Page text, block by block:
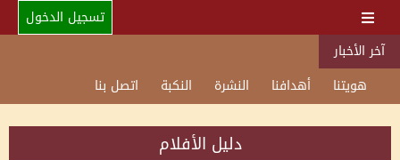
تسجيل الدخول
آخر الأخبار
هويتنا
أهدافنا النشرة النكبة اتصل بنا
دليل الأفلام